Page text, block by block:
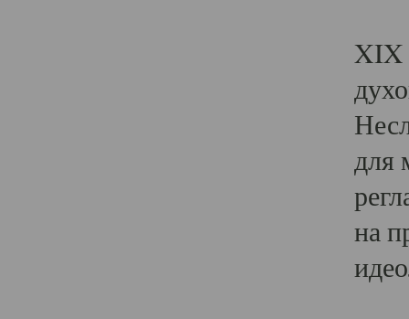
XIX
для
на